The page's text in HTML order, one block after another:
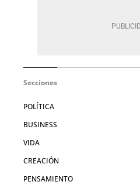
Secciones
POLÍTICA
BUSINESS
VIDA
CREACIÓN
PENSAMIENTO